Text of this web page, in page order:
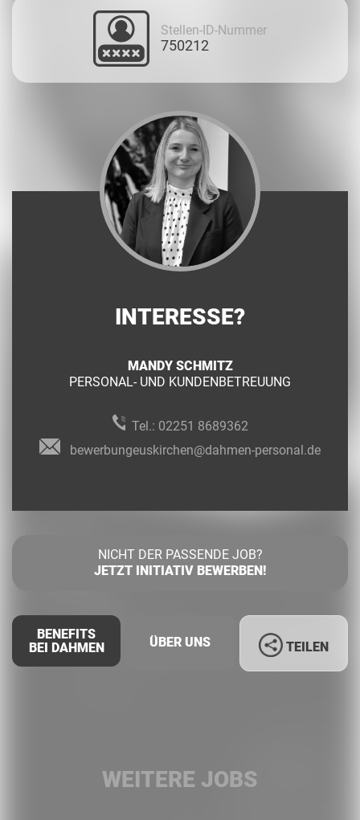
Stellen-ID-Nummer
750212
INTERESSE?
MANDY SCHMITZ
PERSONAL- UND KUNDENBETREUUNG
Tel.: 02251 8689362
bewerbungeuskirchen@dahmen-personal.de
NICHT DER PASSENDE JOB?
JETZT INITIATIV BEWERBEN!
BENEFITS
BEI DAHMEN
ÜBER UNS TEILEN
WEITERE JOBS